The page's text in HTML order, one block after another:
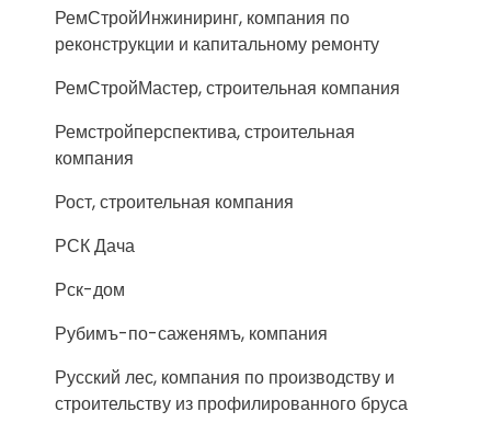
РемСтройИнжиниринг, компания по
реконструкции и капитальному ремонту
РемСтройМастер, строительная компания
Ремстройперспектива, строительная
компания
Рост, строительная компания
РСК Дача
Рск-дом
Рубимъ-по-саженямъ, компания
Русский лес, компания по производству и
строительству из профилированного бруса